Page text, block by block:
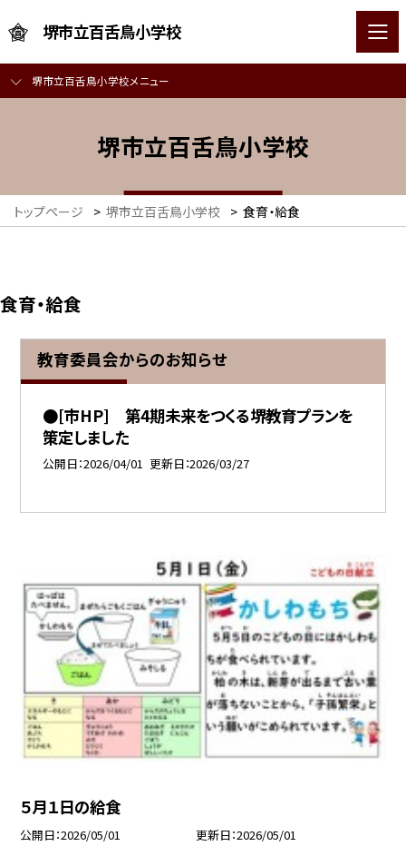
堺市立百舌鳥小学校
堺市立百舌鳥小学校メニュー
堺市立百舌鳥小学校
トップページ > 堺市立百舌鳥小学校 > 食育・給食
食育・給食
教育委員会からのお知らせ
●[市HP] 第4期未来をつくる堺教育プランを
策定しました
公開日 2026/04/01 更新日 2026/03/27
５月１日の給食
公開日 2026/05/01 更新日 2026/05/01